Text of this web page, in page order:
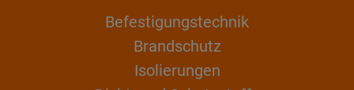
Befestigungstechnik
Brandschutz
Isolierungen